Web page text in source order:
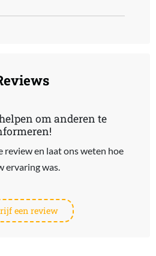
om anderen te
review en laat ons weten hoe
ervaring was.
een review